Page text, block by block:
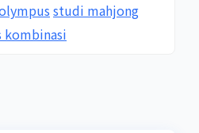
studi mahjong
kombinasi